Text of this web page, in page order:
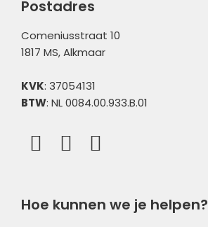
Postadres
Comeniusstraat 10
1817 MS, Alkmaar
KVK: 37054131
BTW: NL 0084.00.933.B.01
Hoe kunnen we je helpen?